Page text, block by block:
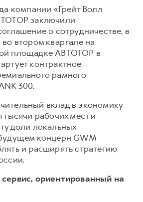
компании «Грейт Волл
заключили
о сотрудничестве, в
втором квартале на
площадке АВТОТОР в
контрактное
рамного
300.
вклад в экономику
тысячи рабочих мест и
доли локальных
концерн GWM
и расширять стратегию
ориентированный на